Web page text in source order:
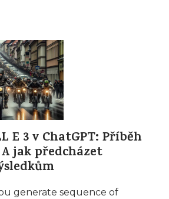
E 3 v ChatGPT: Příběh
jak předcházet
generate sequence of